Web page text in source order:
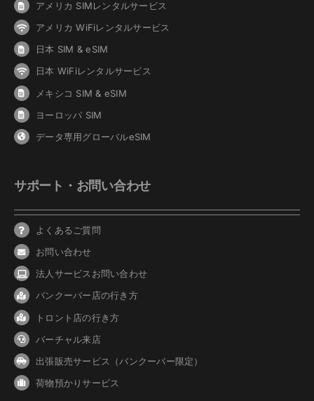
アメリカ SIMレンタルサービス
アメリカ WiFiレンタルサービス
日本 SIM & eSIM
日本 WiFiレンタルサービス
メキシコ SIM & eSIM
ヨーロッパ SIM
データ専用グローバルeSIM
サポート・お問い合わせ
よくあるご質問
お問い合わせ
法人サービスお問い合わせ
バンクーバー店の行き方
トロント店の行き方
バーチャル来店
出張販売サービス（バンクーバー限定）
荷物預かりサービス